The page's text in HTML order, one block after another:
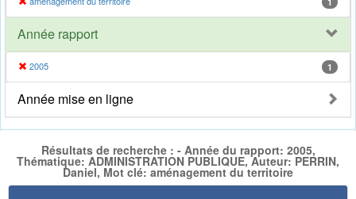
Année rapport
2005 1
Année mise en ligne
Résultats de recherche : - Année du rapport: 2005,
Thématique: ADMINISTRATION PUBLIQUE, Auteur: PERRIN,
Daniel, Mot clé: aménagement du territoire